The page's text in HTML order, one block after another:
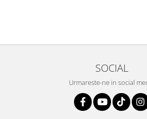
SOCIAL
Urmareste-ne in social